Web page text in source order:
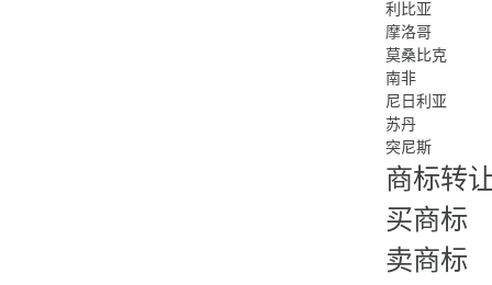
利比亚
摩洛哥
莫桑比克
南非
尼日利亚
苏丹
突尼斯
商标转
买商标
卖商标